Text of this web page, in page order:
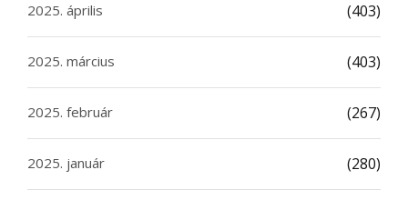
2025. április (403)
2025. március (403)
2025. február (267)
2025. január (280)